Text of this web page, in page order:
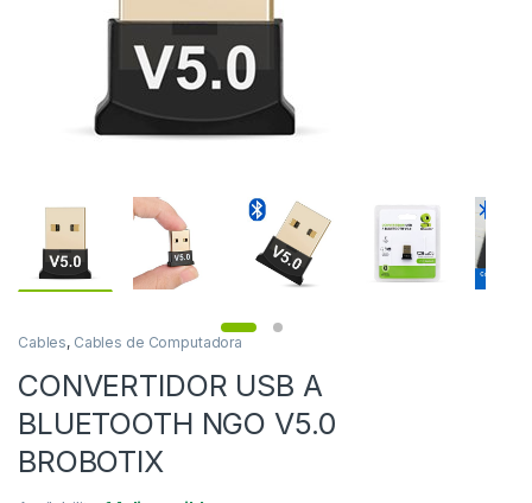
Cables, Cables de Computadora
CONVERTIDOR USB A
BLUETOOTH NGO V5.0
BROBOTIX